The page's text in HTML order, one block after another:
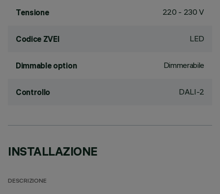
Tensione 220 - 230 V
Codice ZVEI LED
Dimmable option Dimmerabile
Controllo DALI-2
INSTALLAZIONE
DESCRIZIONE